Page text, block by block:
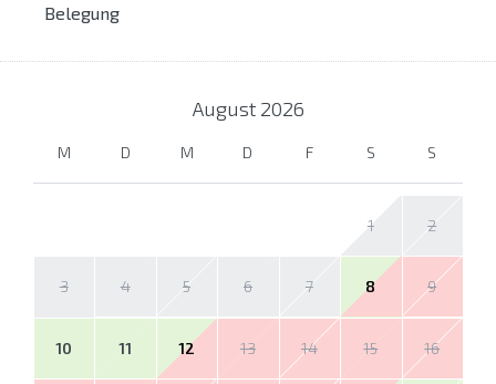
Belegung
August 2026
M D M D F S S
1 2
3 4 5 6 7 8 9
10 11 12 13 14 15 16